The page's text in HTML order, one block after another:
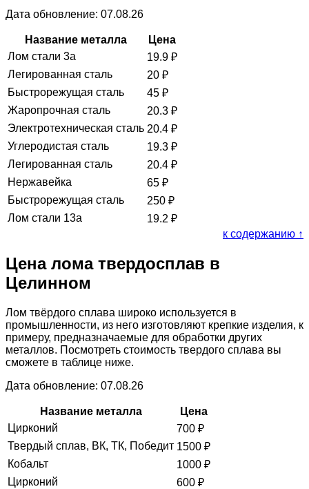
Дата обновление: 07.08.26
Название металла
Цена
Лом стали 3а
19.9 ₽
Легированная сталь
20 ₽
Быстрорежущая сталь
45 ₽
Жаропрочная сталь
20.3 ₽
Электротехническая сталь 20.4 ₽
Углеродистая сталь
19.3 ₽
Легированная сталь
20.4 ₽
Нержавейка
65 ₽
Быстрорежущая сталь
250 ₽
Лом стали 13а
19.2 ₽
к содержанию ↑
Цена лома твердосплав в
Целинном
Лом твёрдого сплава широко используется в
промышленности, из него изготовляют крепкие изделия, к
примеру, предназначаемые для обработки других
металлов. Посмотреть стоимость твердого сплава вы
сможете в таблице ниже.
Дата обновление: 07.08.26
Название металла
Цена
Цирконий
700 ₽
Твердый сплав, ВК, ТК, Победит 1500 ₽
Кобальт
1000 ₽
Цирконий
600 ₽